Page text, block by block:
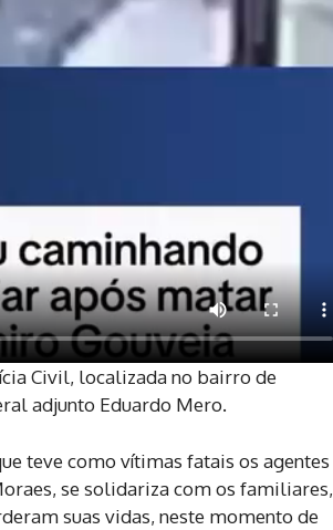
Civil, localizada no bairro de
adjunto Eduardo Mero.
teve como vítimas fatais os agentes
se solidariza com os familiares,
suas vidas, neste momento de